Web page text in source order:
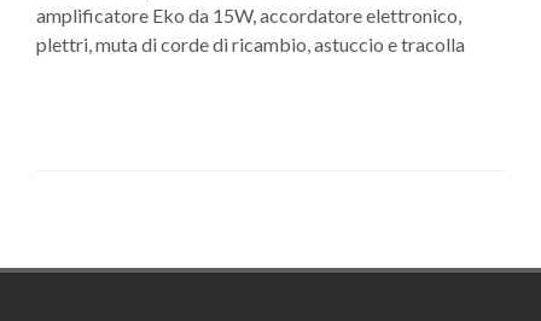
amplificatore Eko da 15W, accordatore elettronico,
plettri, muta di corde di ricambio, astuccio e tracolla